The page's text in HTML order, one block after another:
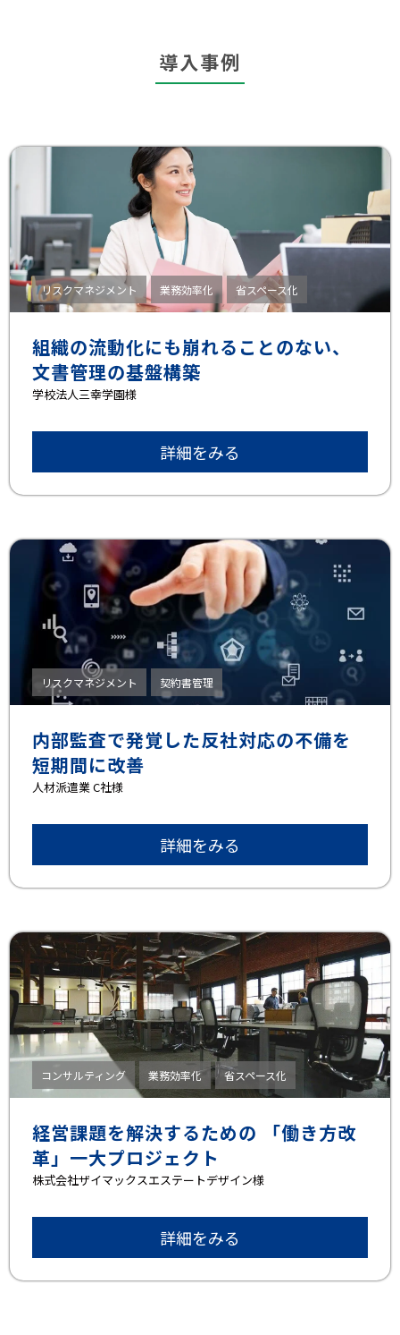
導入事例
リスクマネジメント 業務効率化 省スペース化
組織の流動化にも崩れることのない、
文書管理の基盤構築
学校法人三幸学園様
詳細をみる
リスクマネジメント 契約書管理
内部監査で発覚した反社対応の不備を
短期間に改善
⼈材派遣業 C社様
詳細をみる
コンサルティング 業務効率化 省スペース化
経営課題を解決するための 「働き方改
革」一大プロジェクト
株式会社ザイマックスエステートデザイン様
詳細をみる